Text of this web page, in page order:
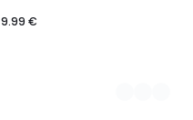
9.99 €